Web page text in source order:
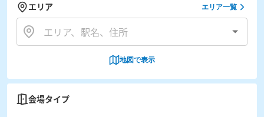
エリア エリア一覧
地図で表示
会場タイプ